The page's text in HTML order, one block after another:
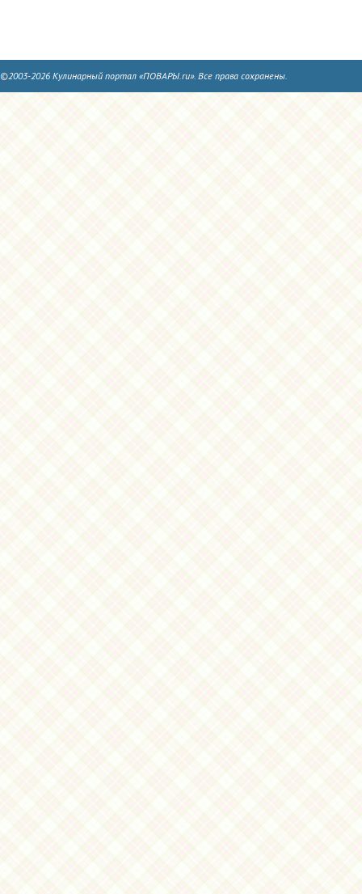
©2003-2026 Кулинарный портал «ПОВАРЫ.ru». Все права сохранены.